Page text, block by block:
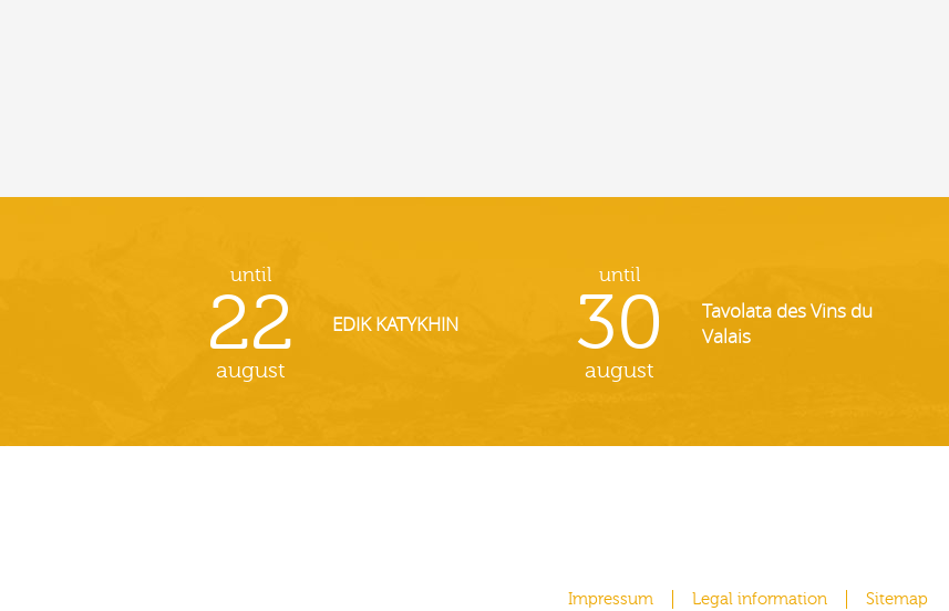
until
22
august
EDIK KATYKHIN
until
30
august
Tavolata des Vins du
Valais
Impressum Legal information Sitemap